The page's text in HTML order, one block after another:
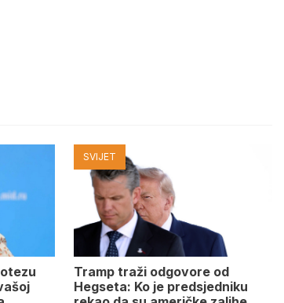
SVIJET
Tramp traži odgovore od
Hegseta: Ko je predsjedniku